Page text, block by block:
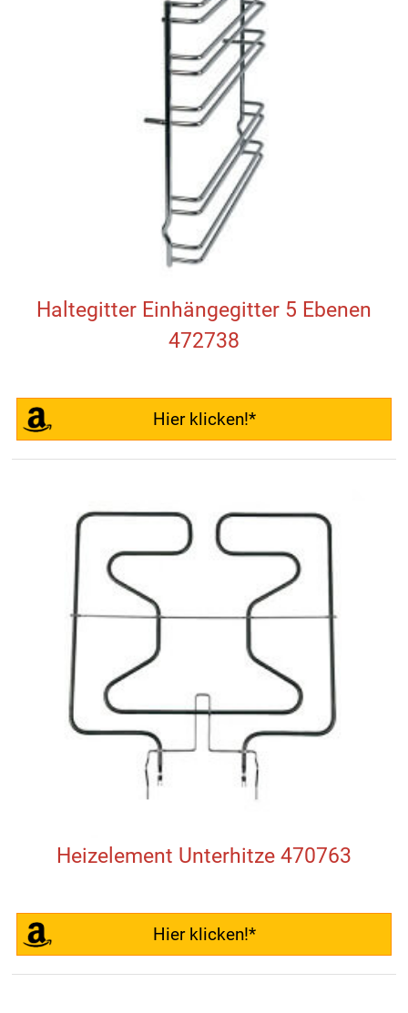
Haltegitter Einhängegitter 5 Ebenen
472738
Hier klicken!*
Heizelement Unterhitze 470763
Hier klicken!*